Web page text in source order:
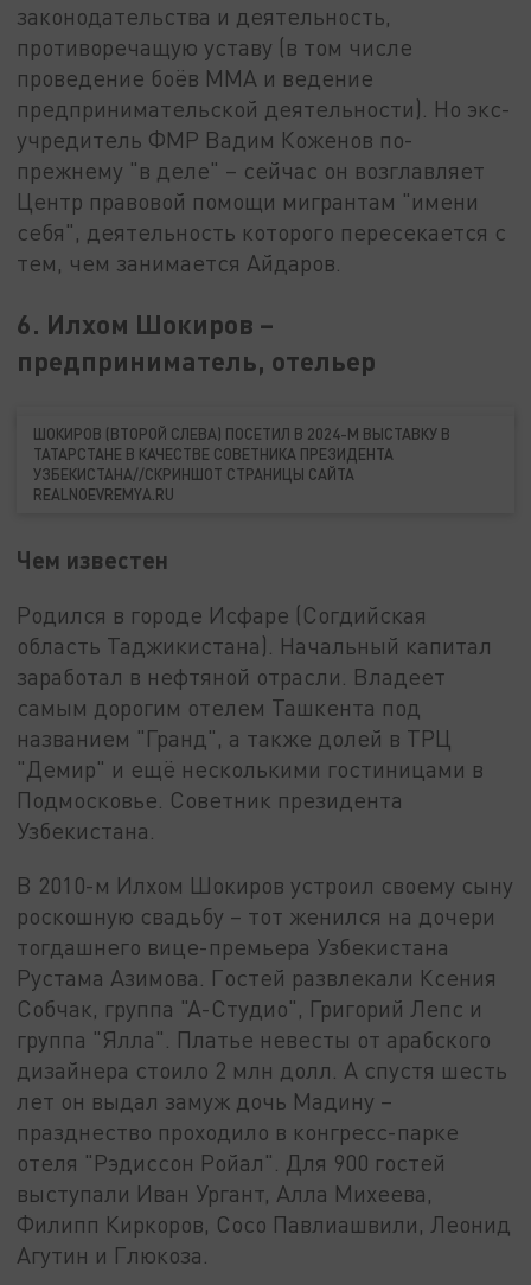
законодательства и деятельность,
противоречащую уставу (в том числе
проведение боёв ММА и ведение
предпринимательской деятельности). Но экс-
учредитель ФМР Вадим Коженов по-
прежнему "в деле" – сейчас он возглавляет
Центр правовой помощи мигрантам "имени
себя", деятельность которого пересекается с
тем, чем занимается Айдаров.
6. Илхом Шокиров –
предприниматель, отельер
ШОКИРОВ (ВТОРОЙ СЛЕВА) ПОСЕТИЛ В 2024-М ВЫСТАВКУ В
ТАТАРСТАНЕ В КАЧЕСТВЕ СОВЕТНИКА ПРЕЗИДЕНТА
УЗБЕКИСТАНА//СКРИНШОТ СТРАНИЦЫ САЙТА
REALNOEVREMYA.RU
Чем известен
Родился в городе Исфаре (Согдийская
область Таджикистана). Начальный капитал
заработал в нефтяной отрасли. Владеет
самым дорогим отелем Ташкента под
названием "Гранд", а также долей в ТРЦ
"Демир" и ещё несколькими гостиницами в
Подмосковье. Советник президента
Узбекистана.
В 2010-м Илхом Шокиров устроил своему сыну
роскошную свадьбу – тот женился на дочери
тогдашнего вице-премьера Узбекистана
Рустама Азимова. Гостей развлекали Ксения
Собчак, группа "А-Студио", Григорий Лепс и
группа "Ялла". Платье невесты от арабского
дизайнера стоило 2 млн долл. А спустя шесть
лет он выдал замуж дочь Мадину –
празднество проходило в конгресс-парке
отеля "Рэдиссон Ройал". Для 900 гостей
выступали Иван Ургант, Алла Михеева,
Филипп Киркоров, Сосо Павлиашвили, Леонид
Агутин и Глюкоза.